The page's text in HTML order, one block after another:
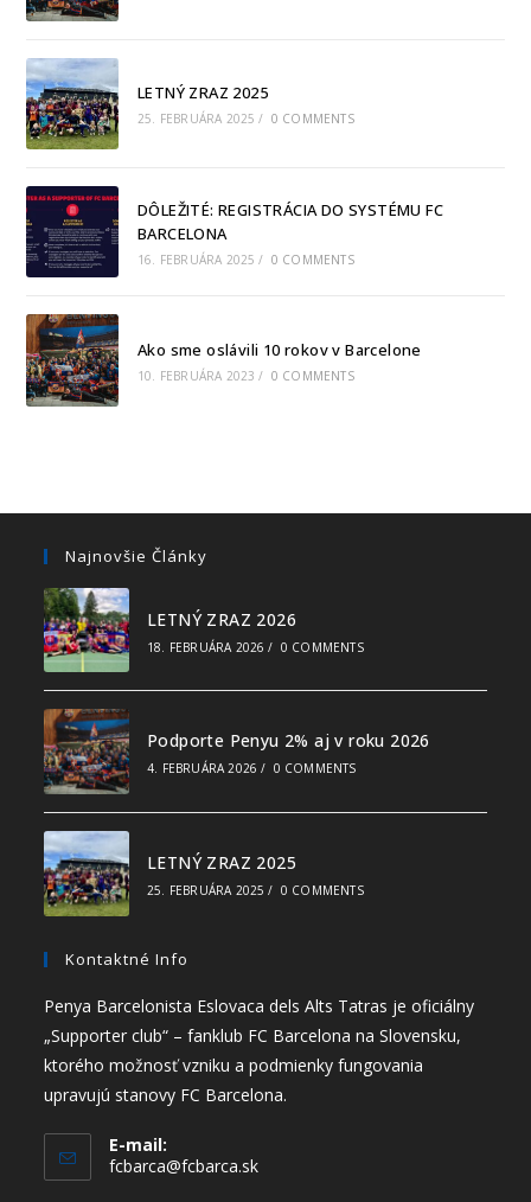
LETNÝ ZRAZ 2025
25. FEBRUÁRA 2025 / 0 COMMENTS
DÔLEŽITÉ: REGISTRÁCIA DO SYSTÉMU FC
BARCELONA
16. FEBRUÁRA 2025 / 0 COMMENTS
Ako sme oslávili 10 rokov v Barcelone
10. FEBRUÁRA 2023 / 0 COMMENTS
Najnovšie Články
LETNÝ ZRAZ 2026
18. FEBRUÁRA 2026 / 0 COMMENTS
Podporte Penyu 2% aj v roku 2026
4. FEBRUÁRA 2026 / 0 COMMENTS
LETNÝ ZRAZ 2025
25. FEBRUÁRA 2025 / 0 COMMENTS
Kontaktné Info
Penya Barcelonista Eslovaca dels Alts Tatras je oficiálny
„Supporter club“ – fanklub FC Barcelona na Slovensku,
ktorého možnosť vzniku a podmienky fungovania
upravujú stanovy FC Barcelona.
E-mail:
fcbarca@fcbarca.sk